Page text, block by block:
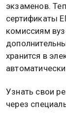
экзаменов.
сертификаты
комиссиям
хранится в
Узнать свои
через